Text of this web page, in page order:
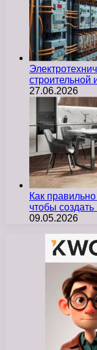
27.06.2026
Как
чтобы
09.05.2026